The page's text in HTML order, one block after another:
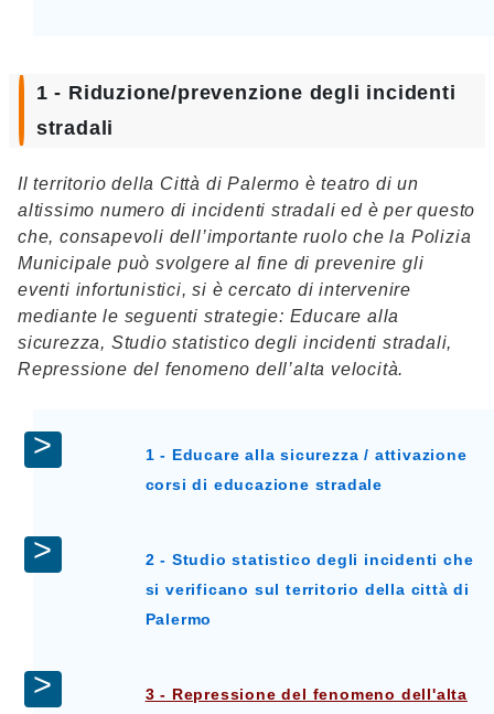
1 - Riduzione/prevenzione degli incidenti
stradali
Il territorio della Città di Palermo è teatro di un
altissimo numero di incidenti stradali ed è per questo
che, consapevoli dell’importante ruolo che la Polizia
Municipale può svolgere al fine di prevenire gli
eventi infortunistici, si è cercato di intervenire
mediante le seguenti strategie: Educare alla
sicurezza, Studio statistico degli incidenti stradali,
Repressione del fenomeno dell’alta velocità.
1 - Educare alla sicurezza / attivazione
corsi di educazione stradale
2 - Studio statistico degli incidenti che
si verificano sul territorio della città di
Palermo
3 - Repressione del fenomeno dell'alta